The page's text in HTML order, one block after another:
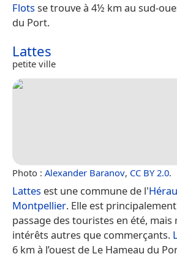
Flotsse trouve à 4½ km au sud-
du Port.
Lattes
petite ville
Photo : Alexander Baranov, CC BY 2.0.
Lattes est une commune de l'
Montpellier. Elle est
passage des touristes en été, mais
intérêts autres que commerçants.
6 km à l’ouest de Le Hameau du